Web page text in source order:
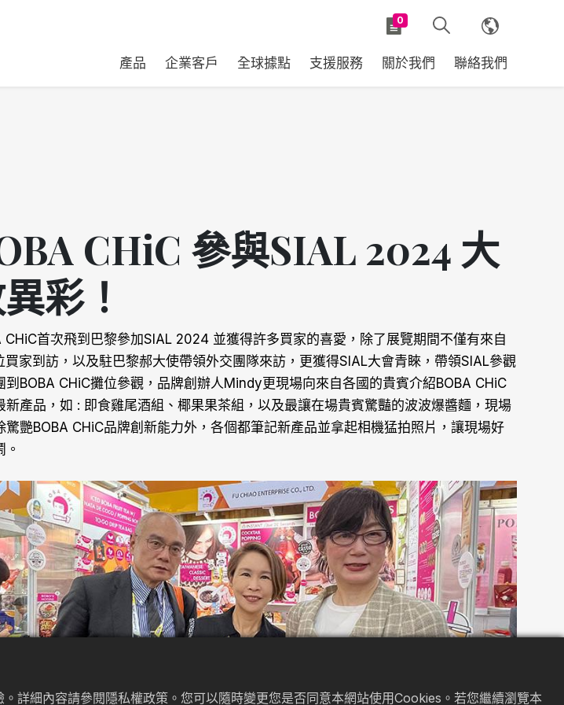
產品 企業客戶 全球據點 支援服務 關於我們 聯絡我們
0
CHiC 參與SIAL 2024 大
彩！
CHiC首次飛到巴黎參加SIAL 2024 並獲得許多買家的喜愛，除了展覽期間不僅有來自
家到訪，以及駐巴黎郝大使帶領外交團隊來訪，更獲得SIAL大會青睞，帶領SIAL參觀
到BOBA CHiC攤位參觀，品牌創辦人Mindy更現場向來自各國的貴賓介紹BOBA CHiC
新產品，如 : 即食雞尾酒組、椰果果茶組，以及最讓在場貴賓驚豔的波波爆醬麵，現場
驚艷BOBA CHiC品牌創新能力外，各個都筆記新產品並拿起相機猛拍照片，讓現場好
。
詳細內容請參閱隱私權政策。您可以隨時變更您是否同意本網站使用Cookies。若您繼續瀏覽本